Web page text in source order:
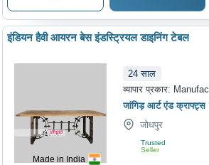
Made in India
इंडियन हैवी आयरन बेस इंडस्ट्रियल डाइनिंग टेबल
24 साल
व्यापार प्रकार:
जांगिड़ आर्ट एंड क्राफ्ट्स
जोधपुर
Trusted
Seller